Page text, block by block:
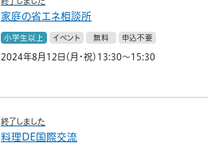
家庭の省エネ相談所
小学生以上 イベント 無料 申込不要
2024年8月12日（月・祝）13:30～15:30
終了しました
料理DE国際交流